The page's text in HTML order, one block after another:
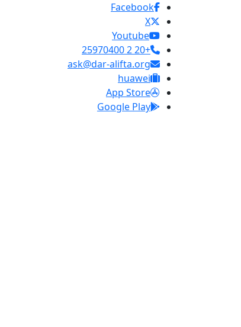
Facebook
X
Youtube
+20 2 25970400
ask@dar-alifta.org
huawei
App Store
Google Play